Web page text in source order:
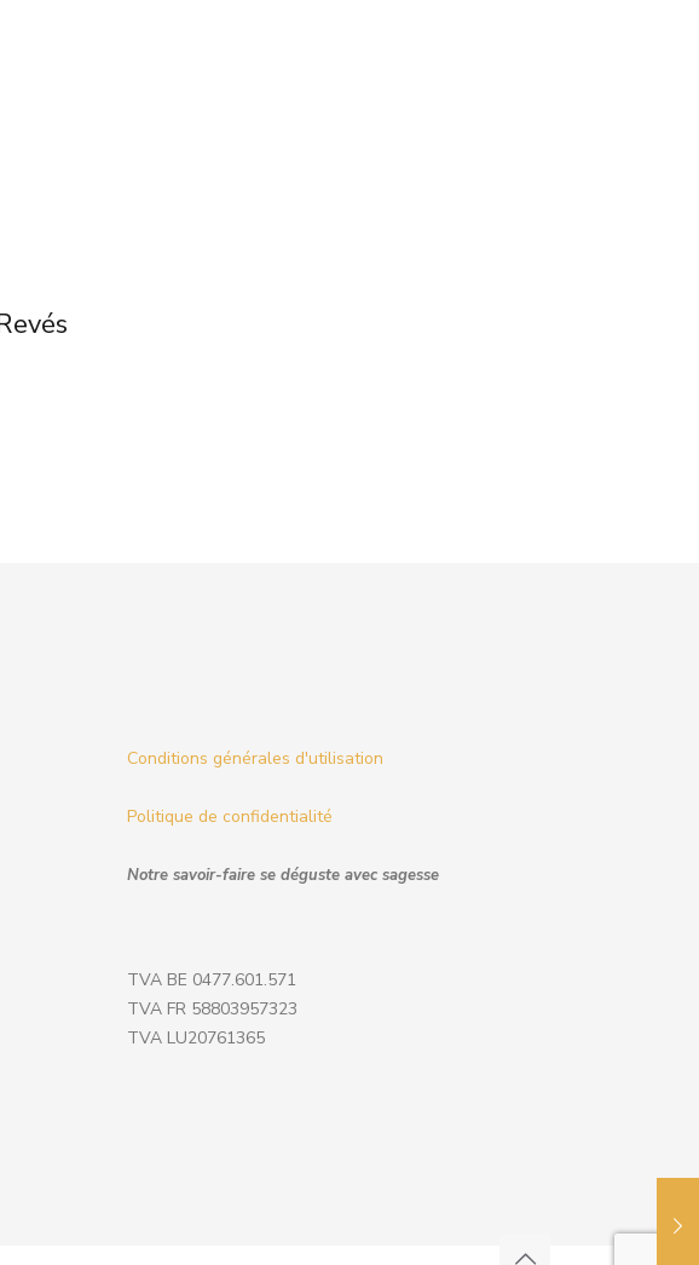
Conditions générales d'utilisation
Politique de confidentialité
Notre savoir-faire se déguste avec sagesse
TVA BE 0477.601.571
TVA FR 58803957323
TVA LU20761365